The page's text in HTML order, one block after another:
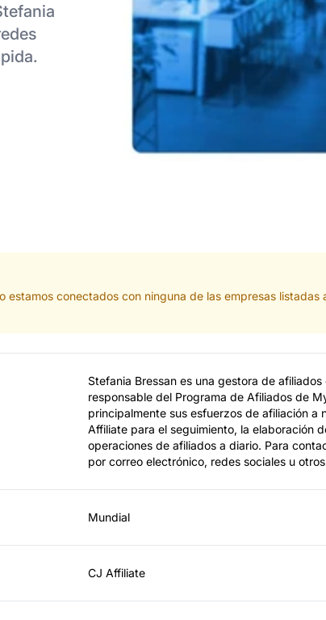
conectados con ninguna de las empresas listadas
Stefania Bressan es una gestora de
responsable del Programa de Afiliados de
principalmente sus esfuerzos de afiliación a
Affiliate para el seguimiento, la elaboración
operaciones de afiliados a diario. Para
por correo electrónico, redes sociales u
Mundial
CJ Affiliate